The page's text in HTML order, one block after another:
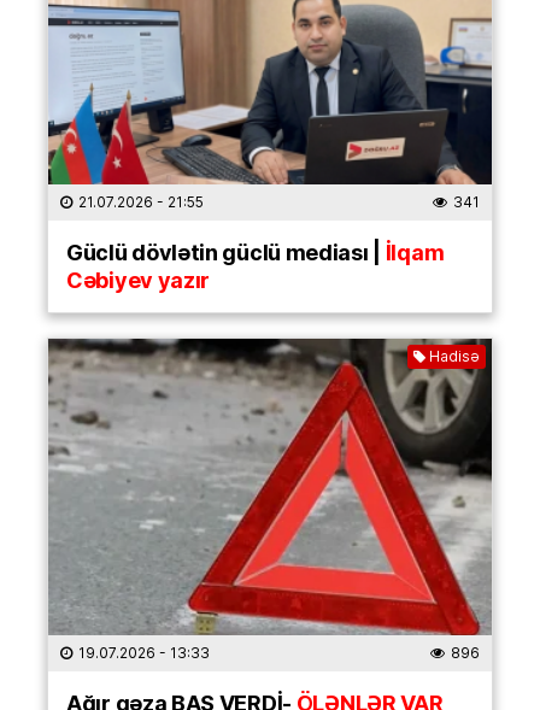
21.07.2026 - 21:55 341
Güclü dövlətin güclü mediası | İlqam
Cəbiyev yazır
Hadisə
19.07.2026 - 13:33 896
Ağır qəza BAŞ VERDİ- ÖLƏNLƏR VAR